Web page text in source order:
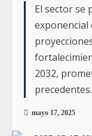
El sector se
exponencial
2032,
precedentes.
mayo 17, 2025